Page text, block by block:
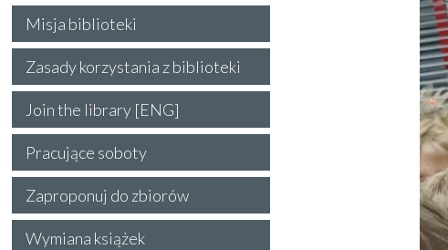
Misja biblioteki
Zasady korzystania z biblioteki
Join the library [ENG]
Pracujące soboty
Zaproponuj do zbiorów
Wymiana książek